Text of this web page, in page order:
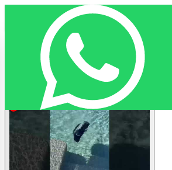
> Electro Y Hogar Robot Limpiapiscinas